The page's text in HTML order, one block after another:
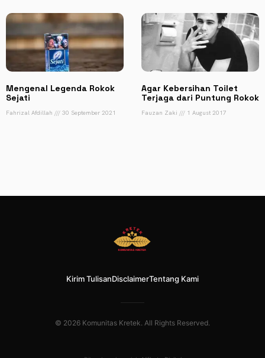
Mengenal Legenda Rokok
Sejati
Fahrizal Afdillah 30 September 2021
Agar Kebersihan Toilet
Terjaga dari Puntung Rokok
Fauzan Zaki 1 August 2017
Kirim TulisanDisclaimerTentang Kami
© 2026 Komunitas Kretek. All Rights Reserved.